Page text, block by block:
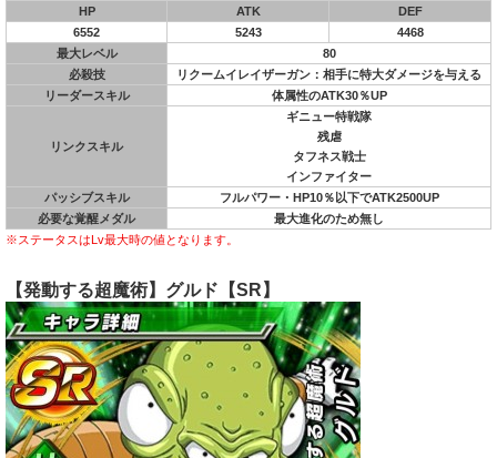
HP
ATK
DEF
6552
5243
4468
最大レベル
80
必殺技
リクームイレイザーガン：相手に特大ダメージを与える
リーダースキル
体属性のATK30％UP
リンクスキル
ギニュー特戦隊
残虐
タフネス戦士
インファイター
パッシブスキル
フルパワー・HP10％以下でATK2500UP
必要な覚醒メダル
最大進化のため無し
※ステータスはLv最大時の値となります。
【発動する超魔術】グルド【SR】